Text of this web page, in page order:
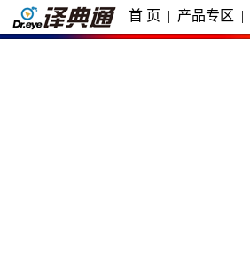
首 页 | 产品专区 |